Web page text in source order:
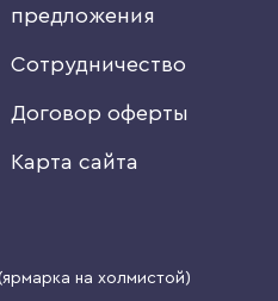
предложения
Сотрудничество
Договор оферты
Карта сайта
на холмистой)